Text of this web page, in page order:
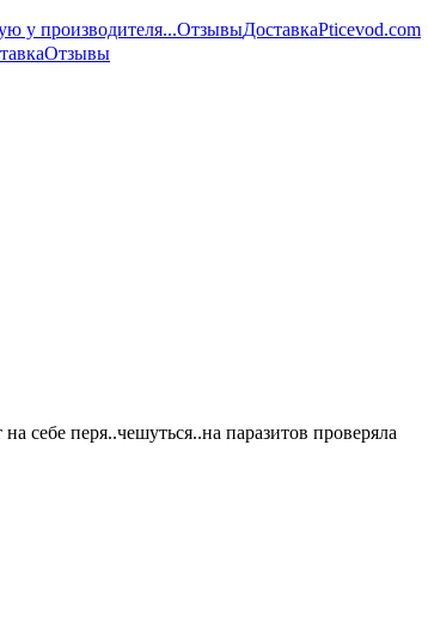
у производителя...ОтзывыДоставкаPticevod.com
Отзывы
себе перя..чешуться..на паразитов проверяла